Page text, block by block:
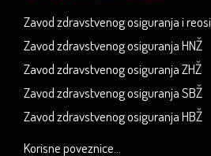
Zavod zdravstvenog osiguranja i
Zavod zdravstvenog osiguranja HNŽ
Zavod zdravstvenog osiguranja ZHŽ
Zavod zdravstvenog osiguranja SBŽ
Zavod zdravstvenog osiguranja HBŽ
Korisne poveznice...